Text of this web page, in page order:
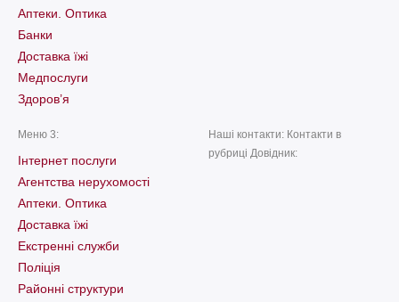
Аптеки. Оптика
Банки
Доставка їжі
Медпослуги
Здоров’я
Меню 3:
Інтернет послуги
Агентства нерухомості
Аптеки. Оптика
Доставка їжі
Екстренні служби
Поліція
Районні структури
Наші контакти: Контакти в
рубриці Довідник: